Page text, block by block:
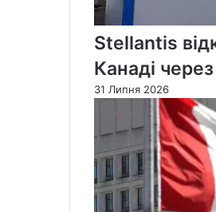
Stellantis
Канаді
31 Липня 2026